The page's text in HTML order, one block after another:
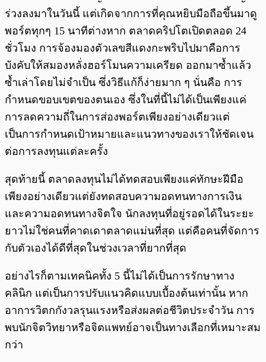
ร่วงลงมาในวันนี้ แต่เกิดจากการที่คุณหยิบมือถือขึ้นมาดู
พอร์ตทุกๆ 15 นาทีต่างหาก ตลาดคริปโตเปิดตลอด 24
ชั่วโมง การจ้องมองตัวเลขสีแดงกะพริบไปมาคือการ
บังคับให้สมองหลั่งฮอร์โมนความเครียด ออกมาซ้ำแล้ว
ซ้ำเล่าโดยไม่จำเป็น ซึ่งวิธีแก้ก็ง่ายมาก ๆ นั่นคือ การ
กำหนดขอบเขตของตนเอง ซึ่งในที่นี้ไม่ได้เป็นเพียงแค่
การลดความถี่ในการส่องพอร์ตเพียงอย่างเดียวแต่
เป็นการกำหนดเป้าหมายและแนวทางของเราให้ชัดเจน
ต่อการลงทุนแต่ละครั้ง
สุดท้ายนี้ ตลาดลงทุนไม่ได้ทดสอบเพียงแค่ทักษะฝีมือ
เพียงอย่างเดียวแต่ยังทดสอบความอดทนทางการเงิน
และความอดทนทางจิตใจ นักลงทุนที่อยู่รอดได้ในระยะ
ยาวไม่ใช่คนที่คาดเดาตลาดแม่นที่สุด แต่คือคนที่จัดการ
กับตัวเองได้ดีที่สุดในช่วงเวลาที่ยากที่สุด
อย่างไรก็ตามเทคนิคทั้ง 5 นี้ไม่ได้เป็นการรักษาทาง
คลินิก แต่เป็นการปรับแนวคิดแบบเบื้องต้นเท่านั้น หาก
อาการวิตกกังวลรุนแรงหรือส่งผลต่อชีวิตประจำวัน การ
พบนักจิตวิทยาหรือจิตแพทย์อาจเป็นทางเลือกที่เหมาะสม
กว่า